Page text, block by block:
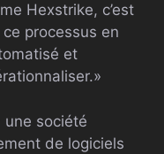
Hexstrike, c’est
processus en
et
une société
de logiciels